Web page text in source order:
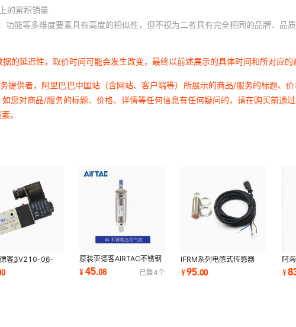
的累积销量
能等多维度要素具有高度的相似性，但不视为二者具有完全相同的品牌、品
的延迟性，取价时间可能会发生改变，最终以前述展示的具体时间和所对应的
提供者，阿里巴巴中国站（含网站、客户端等）所展示的商品/服务的标题、
您对商品/服务的标题、价格、详情等任何信息有任何疑问的，请在购买前通
。
德客3V210-06-
三通DC24电磁阀
08-NO线圈
原装亚德客AIRTAC不锈钢
迷你气缸
MA16*25*50*75*100*125*150-
¥45.08 已售4个
IFRM系列电感式传感器
IFRM 12P1701/S14L
¥95.00
阿
器
¥